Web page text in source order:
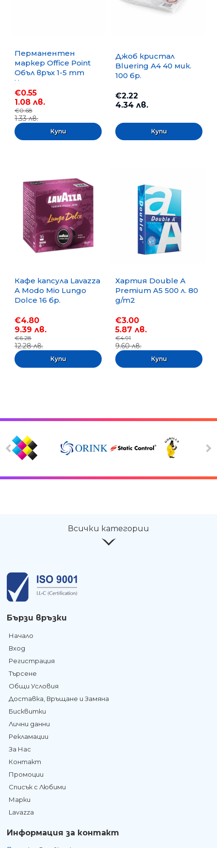
Перманентен
маркер Office Point
Объл връх 1-5 mm
Черен
€0.55
1.08 лв.
€0.68
1.33 лв.
Джоб кристал
Bluering А4 40 мик.
100 бр.
€2.22
4.34 лв.
Кафе капсула Lavazza
A Modo Mio Lungo
Dolce 16 бр.
€4.80
9.39 лв.
€6.28
12.28 лв.
Хартия Double A
Premium A5 500 л. 80
g/m2
€3.00
5.87 лв.
€4.91
9.60 лв.
Всички категории
Бързи връзки
Начало
Вход
Регистрация
Търсене
Общи Условия
Доставка, Връщане и Замяна
Бисквитки
Лични данни
Рекламации
За Нас
Контакт
Промоции
Списък с Любими
Марки
Lavazza
Информация за контакт